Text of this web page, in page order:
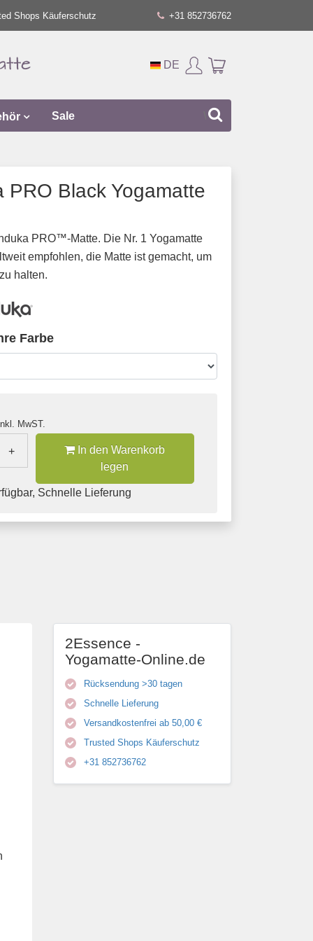
Shops Käuferschutz +31 852736762
DE
Sale
PRO Black Yogamatte
PRO™-Matte. Die Nr. 1 Yogamatte
empfohlen, die Matte ist gemacht, um
halten.
Farbe
MwST.
+
In den Warenkorb
legen
Schnelle Lieferung
2Essence -
Yogamatte-Online.de
Rücksendung >30 tagen
Schnelle Lieferung
Versandkostenfrei ab 50,00 €
Trusted Shops Käuferschutz
+31 852736762